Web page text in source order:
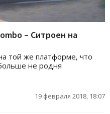
– Ситроен на
той же платформе, что
не родня
19 февраля 2018, 18:07